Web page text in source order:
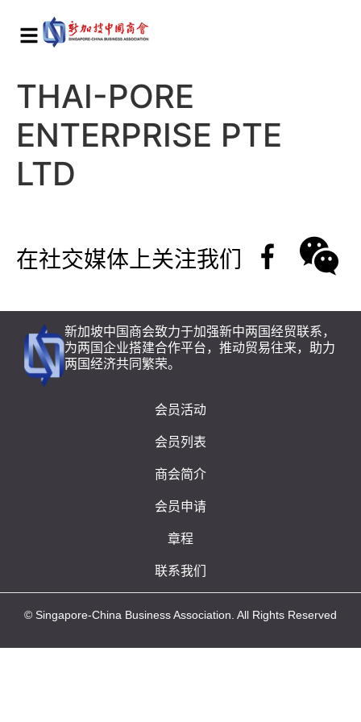
THAI-PORE
ENTERPRISE PTE
LTD
在社交媒体上关注我们
新加坡中国商会致力于加强新中两国经贸联系，
为两国企业搭建合作平台，推动贸易往来，助力
两国经济共同繁荣。
会员活动
会员列表
商会简介
会员申请
章程
联系我们
© Singapore-China Business Association. All Rights Reserved